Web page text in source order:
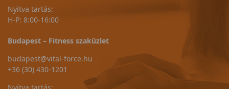
Nyitva tartás:
H-P: 8:00-16:00
Budapest – Fitness szaküzlet
budapest@vital-force.hu
+36 (30) 430-1201